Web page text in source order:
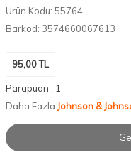
Ürün Kodu: 55764
Barkod: 3574660067613
95,00TL
Parapuan : 1
Daha Fazla Johnson &